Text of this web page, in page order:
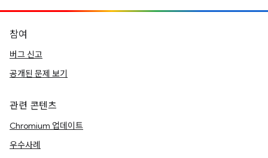
참여
버그 신고
공개된 문제 보기
관련 콘텐츠
Chromium 업데이트
우수사례